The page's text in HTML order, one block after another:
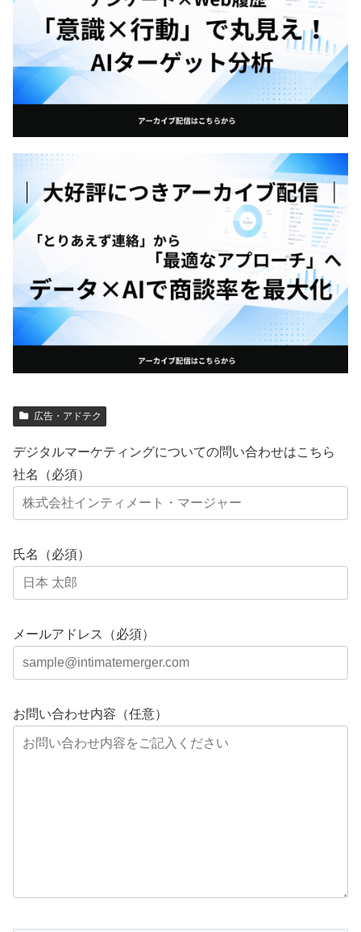
広告・アドテク
デジタルマーケティングについての問い合わせはこちら
社名（必須）
氏名（必須）
メールアドレス（必須）
お問い合わせ内容（任意）